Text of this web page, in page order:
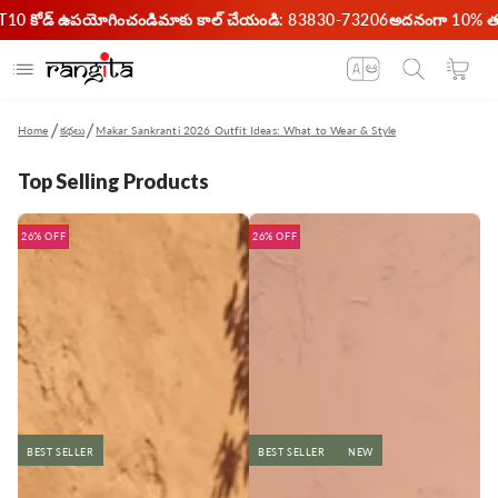
కంటెంట్‌కి దాటవేయండి
కోడ్ ఉపయోగించండిమాకు కాల్ చేయండి: 83830-73206అదనంగా 10%
భాష బండి
Home కథలు Makar Sankranti 2026 Outfit Ideas: What to Wear & Style
Top Selling Products
BEST SELLER
26% OFF
BEST SELLER NEW
26% OFF